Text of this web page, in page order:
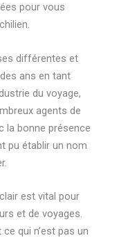
pour vous
différentes et
ans en tant
du voyage,
agents de
la bonne présence
pu établir un nom
est vital pour
et de voyages.
qui n’est pas un